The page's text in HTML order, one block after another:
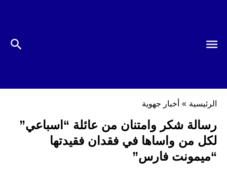
الرئيسية » أخبار جهوية
رسالة شكر وامتنان من عائلة “اسباعي”
لكل من واساها في فقدان فقيدتها
“ميمونت فارس”